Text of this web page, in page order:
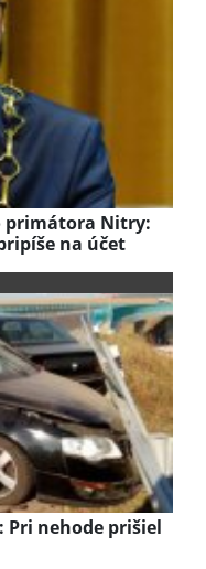
primátora Nitry:
na účet
Pri nehode prišiel